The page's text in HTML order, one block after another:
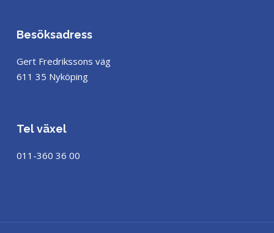
Besöksadress
Gert Fredrikssons väg
611 35 Nyköping
Tel växel
011-360 36 00